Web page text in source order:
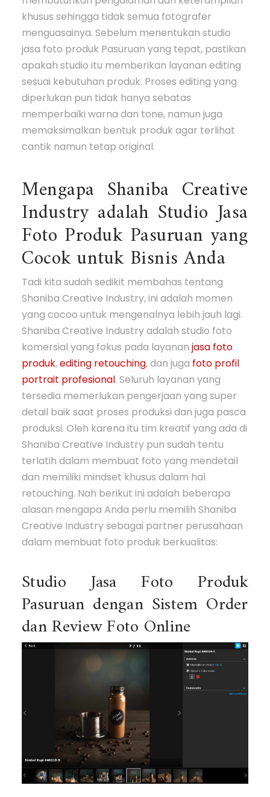
khusus sehingga tidak semua fotografer
menguasainya. Sebelum menentukan studio
jasa foto produk Pasuruan yang tepat, pastikan
apakah studio itu memberikan layanan editing
sesuai kebutuhan produk. Proses editing yang
diperlukan pun tidak hanya sebatas
memperbaiki warna dan tone, namun juga
memaksimalkan bentuk produk agar terlihat
cantik namun tetap original.
Mengapa Shaniba Creative
Industry adalah Studio Jasa
Foto Produk Pasuruan yang
Cocok untuk Bisnis Anda
Tadi kita sudah sedikit membahas tentang
Shaniba Creative Industry, ini adalah momen
yang cocoo untuk mengenalnya lebih jauh lagi.
Shaniba Creative Industry adalah studio foto
komersial yang fokus pada layananjasa foto
produk,editing retouching, dan juga foto profil
portrait profesional. Seluruh layanan yang
tersedia memerlukan pengerjaan yang super
detail baik saat proses produksi dan juga pasca
produksi. Oleh karena itu tim kreatif yang ada di
Shaniba Creative Industry pun sudah tentu
terlatih dalam membuat foto yang mendetail
dan memiliki mindset khusus dalam hal
retouching. Nah berikut ini adalah beberapa
alasan mengapa Anda perlu memilih Shaniba
Creative Industry sebagai partner perusahaan
dalam membuat foto produk berkualitas:
Studio Jasa Foto Produk
Pasuruan dengan Sistem Order
dan Review Foto Online